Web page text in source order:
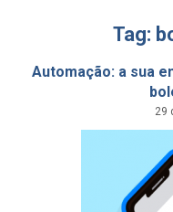
Tag:
Automação: a sua
29